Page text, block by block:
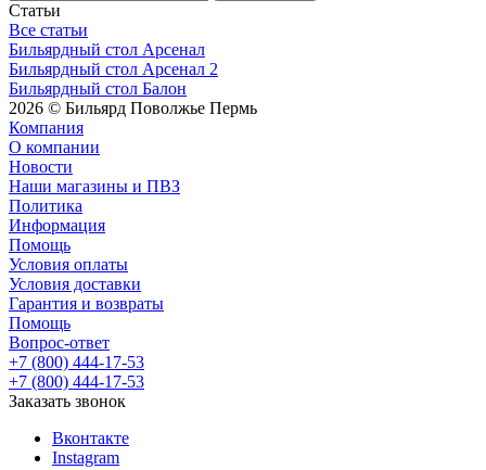
Статьи
Все статьи
Бильярдный стол Арсенал
Бильярдный стол Арсенал 2
Бильярдный стол Балон
2026 © Бильярд Поволжье Пермь
Компания
О компании
Новости
Наши магазины и ПВЗ
Политика
Информация
Помощь
Условия оплаты
Условия доставки
Гарантия и возвраты
Помощь
Вопрос-ответ
+7 (800) 444-17-53
+7 (800) 444-17-53
Заказать звонок
Вконтакте
Instagram